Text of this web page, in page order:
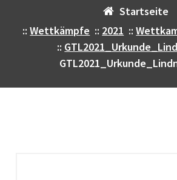
Startseite
::Wettkämpfe :: 2021 ::
::